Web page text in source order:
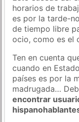
horarios de
es por la tarde-
de tiempo libre
ocio, como es el
Ten en cuenta
cuando en
países es por la
madrugada…
encontrar